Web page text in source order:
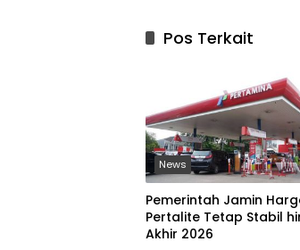
Pos Terkait
News
Pemerintah Jamin
Pertalite Tetap Stabil
Akhir 2026